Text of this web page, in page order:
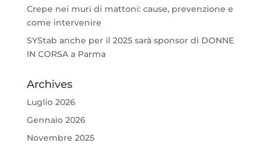
Crepe nei muri di mattoni: cause, prevenzione e
come intervenire
SYStab anche per il 2025 sarà sponsor di DONNE
IN CORSA a Parma
Archives
Luglio 2026
Gennaio 2026
Novembre 2025